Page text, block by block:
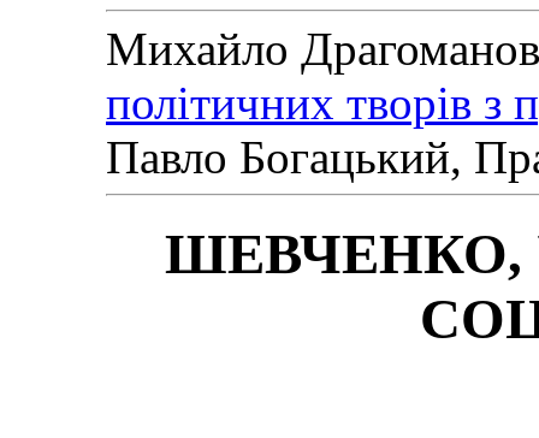
Михайло
політичних творів з
Павло Богацький,
ШЕВЧЕНКО,